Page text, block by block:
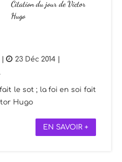
Citation du jour de Victor
Hugo
| 23 Déc 2014
le sot ; la foi en soi fait
Hugo
EN SAVOIR +